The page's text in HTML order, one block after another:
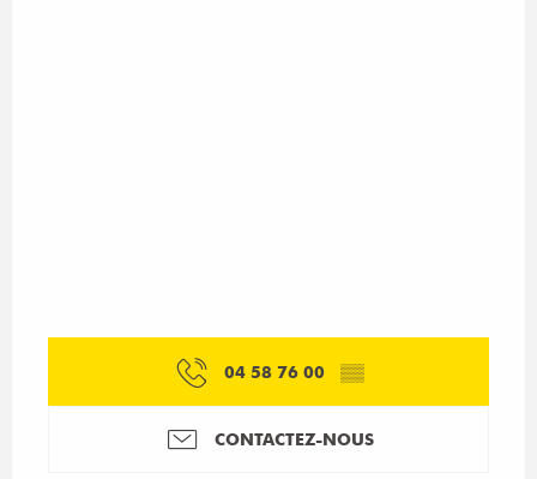
04 58 76 00 ▒▒
CONTACTEZ-NOUS